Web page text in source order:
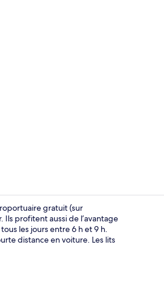
Hall
gratuit (sur
profitent aussi de l’avantage
les jours entre 6 h et 9 h.
distance en voiture. Les lits